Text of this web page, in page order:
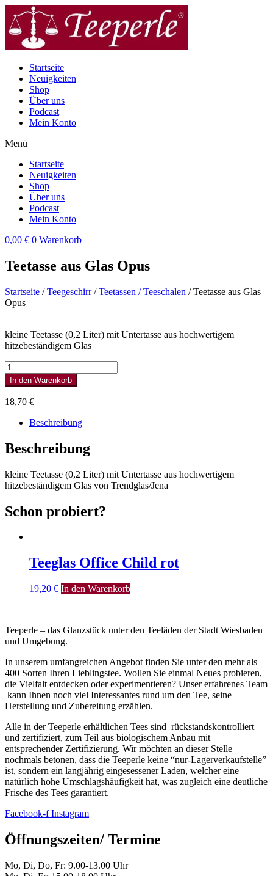
Inhalt
wechseln
Startseite
Neuigkeiten
Shop
Über uns
Podcast
Mein Konto
Menü
Startseite
Neuigkeiten
Shop
Über uns
Podcast
Mein Konto
0,00 € 0 Warenkorb
Teetasse aus Glas Opus
Startseite /Teegeschirr/Teetassen / Teeschalen / Teetasse aus Glas
Opus
kleine Teetasse (0,2 Liter) mit Untertasse aus hochwertigem
hitzebeständigem Glas
Teetasse
aus
Glas
Opus
Menge
In den Warenkorb
18,70 €
Beschreibung
Beschreibung
kleine Teetasse (0,2 Liter) mit Untertasse aus hochwertigem
hitzebeständigem Glas von Trendglas/Jena
Schon probiert?
Teeglas Office Child rot
19,20 € In den Warenkorb
Teeperle – das Glanzstück unter den Teeläden der Stadt Wiesbaden
und Umgebung.
In unserem umfangreichen Angebot finden Sie unter den mehr als
400 Sorten Ihren Lieblingstee. Wollen Sie einmal Neues probieren,
die Vielfalt entdecken oder experimentieren? Unser erfahrenes Team
kann Ihnen noch viel Interessantes rund um den Tee, seine
Herstellung und Zubereitung erzählen.
Alle in der Teeperle erhältlichen Tees sind rückstandskontrolliert
und zertifiziert, zum Teil aus biologischem Anbau mit
entsprechender Zertifizierung. Wir möchten an dieser Stelle
nochmals betonen, dass die Teeperle keine “nur-Lagerverkaufstelle”
ist, sondern ein langjährig eingesessener Laden, welcher eine
natürlich hohe Umschlagshäufigkeit hat, was zugleich eine deutliche
Frische des Tees garantiert.
Facebook-f Instagram
Öffnungszeiten/ Termine
Mo, Di, Do, Fr: 9.00-13.00 Uhr